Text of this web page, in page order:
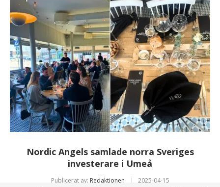
Nordic Angels samlade norra Sveriges
investerare i Umeå
Publicerat av: Redaktionen 2025-04-15